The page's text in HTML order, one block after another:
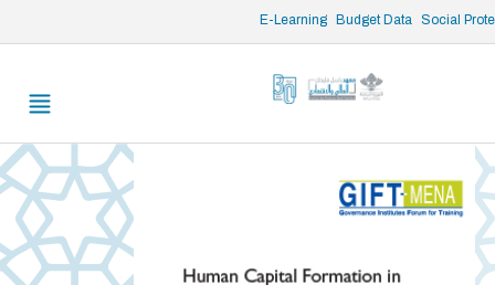
E-Learning Budget Data Social